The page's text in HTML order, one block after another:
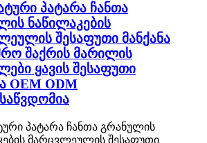
პატარა ჩანთა
ნაწილაკების
შესაფუთი მანქანა
შაქრის მარილის
ყავის შესაფუთი
OEM ODM
პატარა ჩანთა გრანულის
მარცვლეულის შესაფუთი